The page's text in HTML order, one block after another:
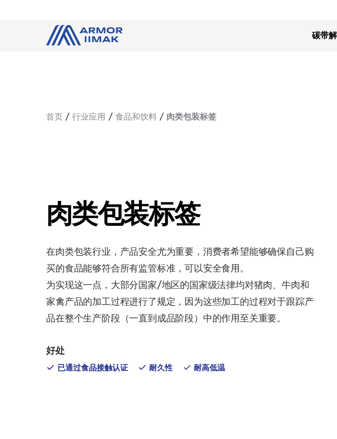
碳带
首页 行业应用 食品和饮料 肉类包装标签
肉类包装标签
在肉类包装行业，产品安全尤为重要，消费者希望能够确保自己购
买的食品能够符合所有监管标准，可以安全食用。
为实现这一点，大部分国家/地区的国家级法律均对猪肉、牛肉和
家禽产品的加工过程进行了规定，因为这些加工的过程对于跟踪产
品在整个生产阶段（一直到成品阶段）中的作用至关重要。
好处
已通过食品接触认证 耐久性 耐高低温